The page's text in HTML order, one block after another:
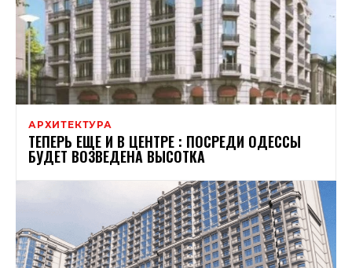
АРХИТЕКТУРА
ТЕПЕРЬ ЕЩЕ И В ЦЕНТРЕ : ПОСРЕДИ ОДЕССЫ
БУДЕТ ВОЗВЕДЕНА ВЫСОТКА